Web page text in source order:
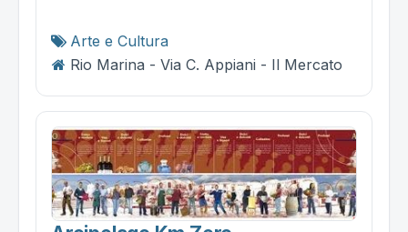
Arte e Cultura
Rio Marina - Via C. Appiani - Il Mercato